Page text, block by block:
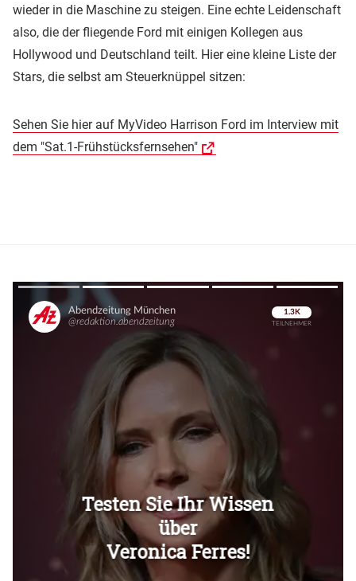
wieder in die Maschine zu steigen. Eine echte Leidenschaft
also, die der fliegende Ford mit einigen Kollegen aus
Hollywood und Deutschland teilt. Hier eine kleine Liste der
Stars, die selbst am Steuerknüppel sitzen:
Sehen Sie hier auf MyVideo Harrison Ford im Interview mit
dem "Sat.1-Frühstücksfernsehen"
Überspringen
Überspringen